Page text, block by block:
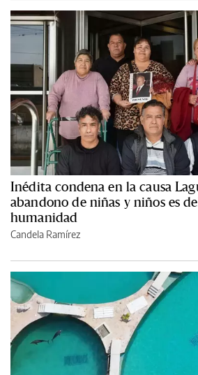
Inédita condena en la causa
abandono de niñas y niños es
humanidad
Candela Ramírez